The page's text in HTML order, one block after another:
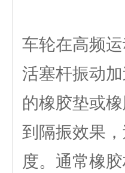
车轮在高频
活塞杆振动
的橡胶垫或
到隔振效果
度。通常橡